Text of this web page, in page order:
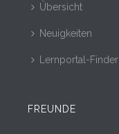
Übersicht
Neuigkeiten
Lernportal-Finder
FREUNDE